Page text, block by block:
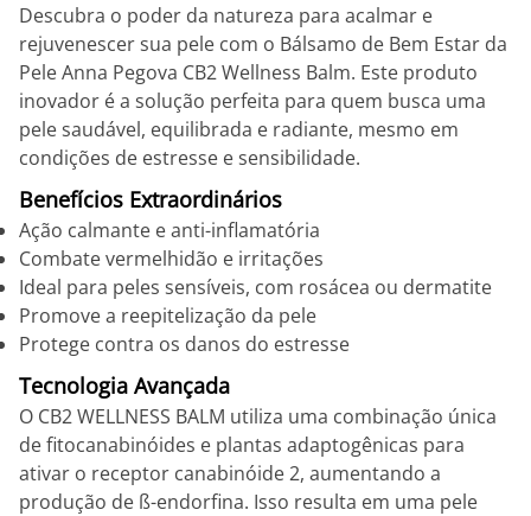
Descubra o poder da natureza para acalmar e
rejuvenescer sua pele com o Bálsamo de Bem Estar da
Pele Anna Pegova CB2 Wellness Balm. Este produto
inovador é a solução perfeita para quem busca uma
pele saudável, equilibrada e radiante, mesmo em
condições de estresse e sensibilidade.
Benefícios Extraordinários
Ação calmante e anti-inflamatória
Combate vermelhidão e irritações
Ideal para peles sensíveis, com rosácea ou dermatite
Promove a reepitelização da pele
Protege contra os danos do estresse
Tecnologia Avançada
O CB2 WELLNESS BALM utiliza uma combinação única
de fitocanabinóides e plantas adaptogênicas para
ativar o receptor canabinóide 2, aumentando a
produção de ß-endorfina. Isso resulta em uma pele